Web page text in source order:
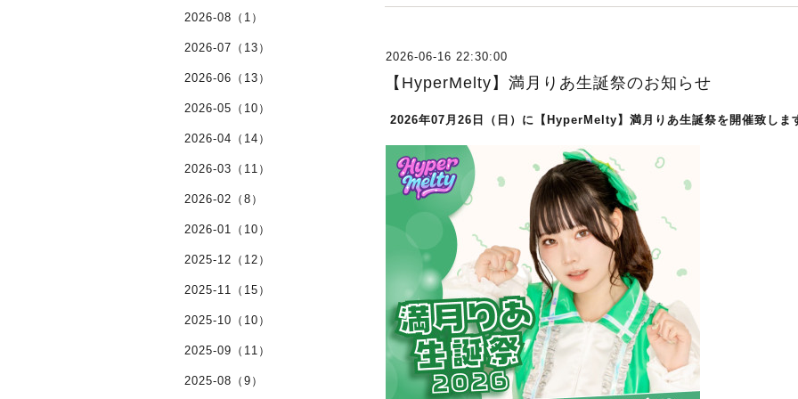
2026-06-16 22:30:00
【HyperMelty】満月りあ生誕祭のお知らせ
2026年07月26日（日）に【HyperMelty】満月りあ生誕祭を開催致しま
2026-08（1）
2026-07（13）
2026-06（13）
2026-05（10）
2026-04（14）
2026-03（11）
2026-02（8）
2026-01（10）
2025-12（12）
2025-11（15）
2025-10（10）
2025-09（11）
2025-08（9）